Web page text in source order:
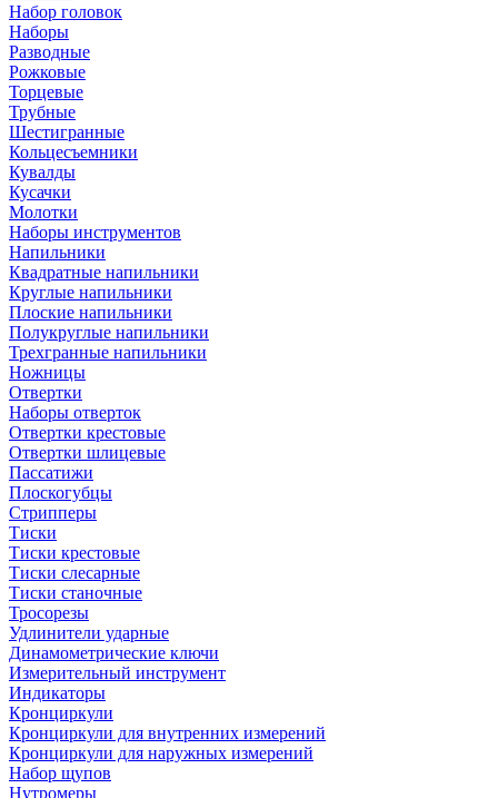
Набор головок
Наборы
Разводные
Рожковые
Торцевые
Трубные
Шестигранные
Кольцесъемники
Кувалды
Кусачки
Молотки
Наборы инструментов
Напильники
Квадратные напильники
Круглые напильники
Плоские напильники
Полукруглые напильники
Трехгранные напильники
Ножницы
Отвертки
Наборы отверток
Отвертки крестовые
Отвертки шлицевые
Пассатижи
Плоскогубцы
Стрипперы
Тиски
Тиски крестовые
Тиски слесарные
Тиски станочные
Тросорезы
Удлинители ударные
Динамометрические ключи
Измерительный инструмент
Индикаторы
Кронциркули
Кронциркули для внутренних измерений
Кронциркули для наружных измерений
Набор щупов
Нутромеры